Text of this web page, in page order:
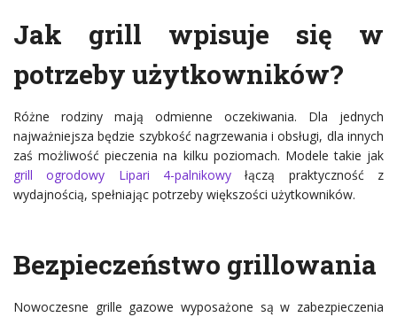
Jak grill wpisuje się w
potrzeby użytkowników?
Różne rodziny mają odmienne oczekiwania. Dla jednych
najważniejsza będzie szybkość nagrzewania i obsługi, dla innych
zaś możliwość pieczenia na kilku poziomach. Modele takie jak
grill ogrodowy Lipari 4-palnikowy łączą praktyczność z
wydajnością, spełniając potrzeby większości użytkowników.
Bezpieczeństwo grillowania
Nowoczesne grille gazowe wyposażone są w zabezpieczenia